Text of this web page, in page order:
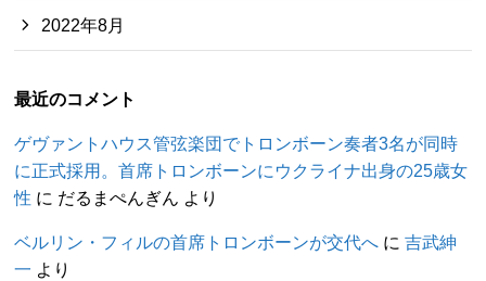
2022年8月
最近のコメント
ゲヴァントハウス管弦楽団でトロンボーン奏者3名が同時
に正式採用。首席トロンボーンにウクライナ出身の25歳女
性 に だるまぺんぎん より
ベルリン・フィルの首席トロンボーンが交代へ に吉武紳
一 より